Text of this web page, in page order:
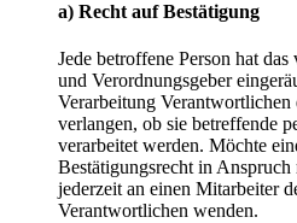
a) Recht auf Bestätigung
Jede betroffene Person hat
und Verordnungsgeber
Verarbeitung Verantwortlichen
verlangen, ob sie betreffende
verarbeitet werden. Möchte
Bestätigungsrecht in
jederzeit an einen Mitarbeiter
Verantwortlichen wenden.